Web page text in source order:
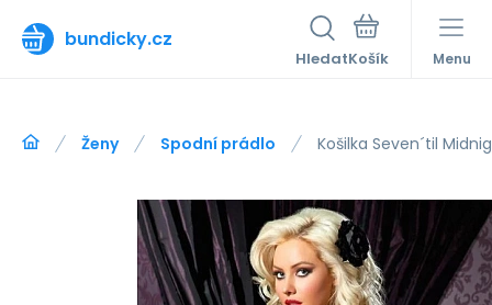
bundicky.cz
Hledat Menu
Ženy Spodní prádlo Košilka Seven´til